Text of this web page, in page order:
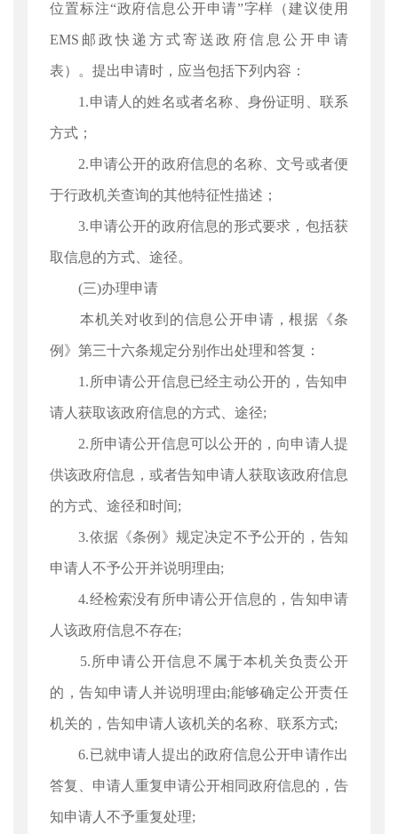
位置标注“政府信息公开申请”字样（建议使用
EMS邮政快递方式寄送政府信息公开申请
表）。提出申请时，应当包括下列内容：
1.申请人的姓名或者名称、身份证明、联系
方式；
2.申请公开的政府信息的名称、文号或者便
于行政机关查询的其他特征性描述；
3.申请公开的政府信息的形式要求，包括获
取信息的方式、途径。
(三)办理申请
本机关对收到的信息公开申请，根据《条
例》第三十六条规定分别作出处理和答复：
1.所申请公开信息已经主动公开的，告知申
请人获取该政府信息的方式、途径;
2.所申请公开信息可以公开的，向申请人提
供该政府信息，或者告知申请人获取该政府信息
的方式、途径和时间;
3.依据《条例》规定决定不予公开的，告知
申请人不予公开并说明理由;
4.经检索没有所申请公开信息的，告知申请
人该政府信息不存在;
5.所申请公开信息不属于本机关负责公开
的，告知申请人并说明理由;能够确定公开责任
机关的，告知申请人该机关的名称、联系方式;
6.已就申请人提出的政府信息公开申请作出
答复、申请人重复申请公开相同政府信息的，告
知申请人不予重复处理;